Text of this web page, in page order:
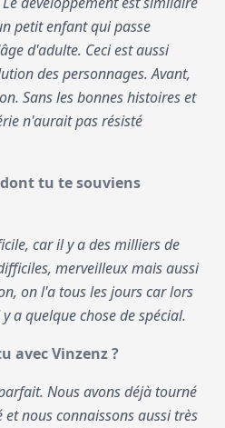
petit enfant qui passe
d'adulte. Ceci est aussi
des personnages. Avant,
Sans les bonnes histoires et
n'aurait pas résisté
tu te souviens
car il y a des milliers de
merveilleux mais aussi
on l'a tous les jours car lors
a quelque chose de spécial.
avec Vinzenz ?
Nous avons déjà tourné
nous connaissons aussi très